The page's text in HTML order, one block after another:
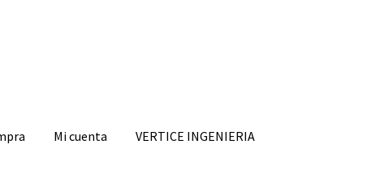
Mi cuenta VERTICE INGENIERIA